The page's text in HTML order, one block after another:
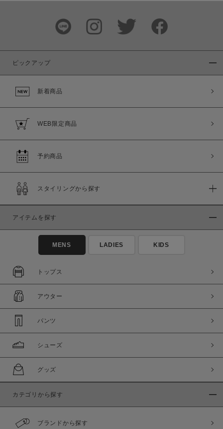
ピックアップ
新着商品
WEB限定商品
予約商品
スタイリングから探す
アイテムを探す
MENS LADIES KIDS
トップス
アウター
パンツ
シューズ
グッズ
カテゴリから探す
ブランドから探す